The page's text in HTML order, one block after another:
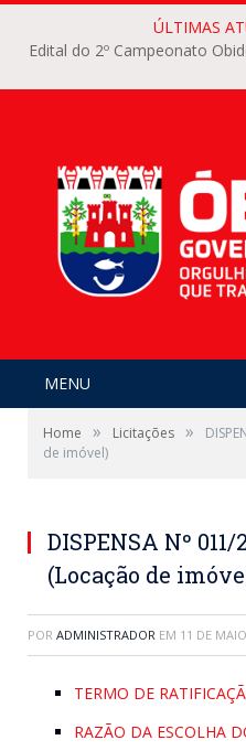
ÚLTIMAS
Edital do 2º Campeonato
MENU
Home » Licitações »
de imóvel)
DISPENSA Nº 011/
(Locação de
POR ADMINISTRADOR EM 11 DE
TERMO DE
RAZÃO DA ESCOLHA